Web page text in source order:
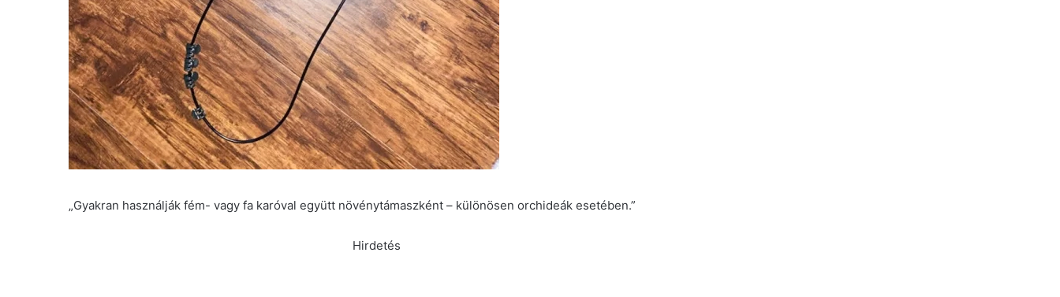
„Gyakran használják fém- vagy fa karóval együtt növénytámaszként – különösen orchideák esetében.”
Hirdetés